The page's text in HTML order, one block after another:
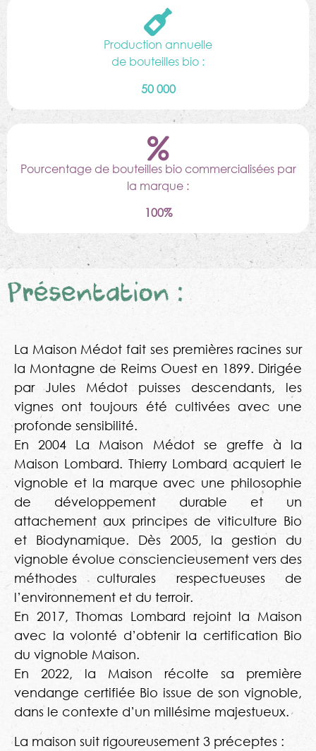
Production annuelle
de bouteilles bio :
50 000
Pourcentage de bouteilles bio commercialisées par
la marque :
100%
Présentation :
La Maison Médot fait ses premières racines sur
la Montagne de Reims Ouest en 1899. Dirigée
par Jules Médot puisses descendants, les
vignes ont toujours été cultivées avec une
profonde sensibilité.
En 2004 La Maison Médot se greffe à la
Maison Lombard. Thierry Lombard acquiert le
vignoble et la marque avec une philosophie
de développement durable et un
attachement aux principes de viticulture Bio
et Biodynamique. Dès 2005, la gestion du
vignoble évolue consciencieusement vers des
méthodes culturales respectueuses de
l’environnement et du terroir.
En 2017, Thomas Lombard rejoint la Maison
avec la volonté d’obtenir la certification Bio
du vignoble Maison.
En 2022, la Maison récolte sa première
vendange certifiée Bio issue de son vignoble,
dans le contexte d’un millésime majestueux.
La maison suit rigoureusement 3 préceptes :